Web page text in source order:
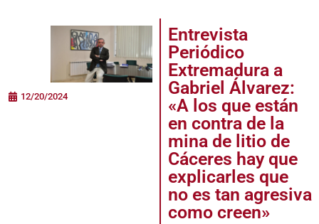
12/20/2024
Entrevista
Periódico
Extremadura a
Gabriel Álvarez:
«A los que están
en contra de la
mina de litio de
Cáceres hay que
explicarles que
no es tan agresiva
como creen»